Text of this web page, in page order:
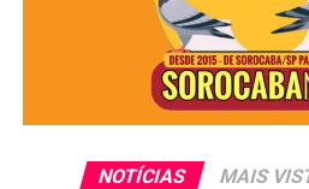
cinco filhos
. O
, conforme prevê a
NOTÍCIAS MAIS